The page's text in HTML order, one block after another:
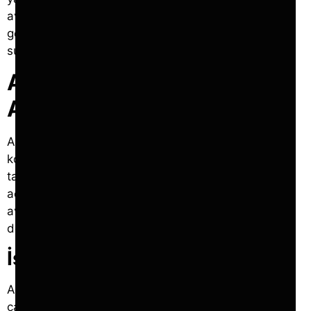
avantajlarını hem de zorluklarını ortaya koyarken,
gelecekteki ofis tasarımları için de önemli ipuçları
sunuyor.
Açık Ofis Tasarımının
Avantajları
Açık tasarım modern iş dünyasında popülerliğini
koruyan bir kavramdır. İşbirliğinden maliyet
tasarrufuna kadar birçok avantaj sunar. Aşağıda,
açık ofis tasarımının başlıca avantajları ve bu
avantajların iş yerlerine nasıl katkı sağladığı
detaylandırılmaktadır.
İşbirliğini Artırır
Açık ofislerin en önemli avantajlarından biri,
çalışanlar arasında işbirliğini teşvik etmesidir.